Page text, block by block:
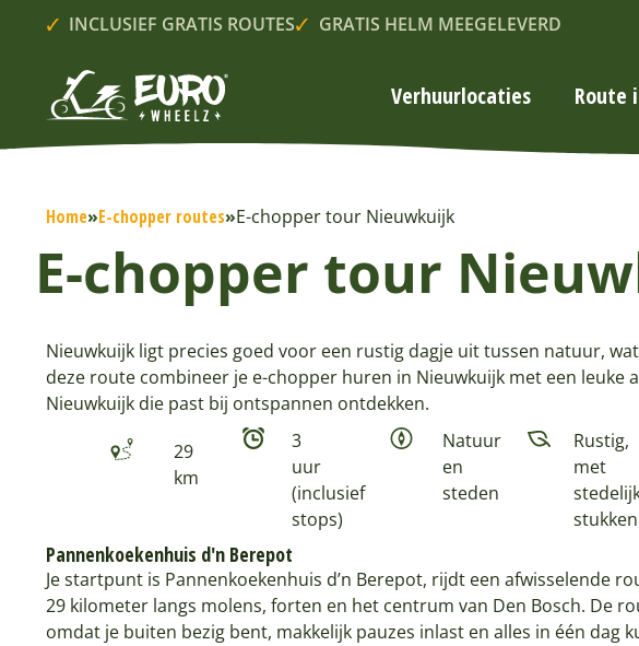
INCLUSIEF GRATIS ROUTES GRATIS HELM MEEGELEVERD
Verhuurlocaties Route
Home»E-chopper routes»E-chopper tour Nieuwkuijk
E-chopper tour
Nieuwkuijk ligt precies goed voor een rustig dagje uit tussen natuur,
deze route combineer je e-chopper huren in Nieuwkuijk met een leuke
Nieuwkuijk die past bij ontspannen ontdekken.
29
km
3
uur
(inclusief
stops)
Natuur
en
steden
Rustig,
met
stukken
Pannenkoekenhuis d'n Berepot
Je startpunt is Pannenkoekenhuis d’n Berepot, rijdt een afwisselende
29 kilometer langs molens, forten en het centrum van Den Bosch. De
omdat je buiten bezig bent, makkelijk pauzes inlast en alles in één dag